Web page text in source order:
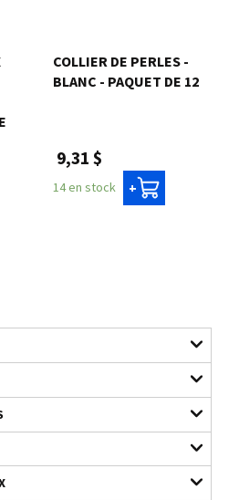
COLLIER DE PERLES -
BLANC - PAQUET DE 12
9,31 $
14 en stock +